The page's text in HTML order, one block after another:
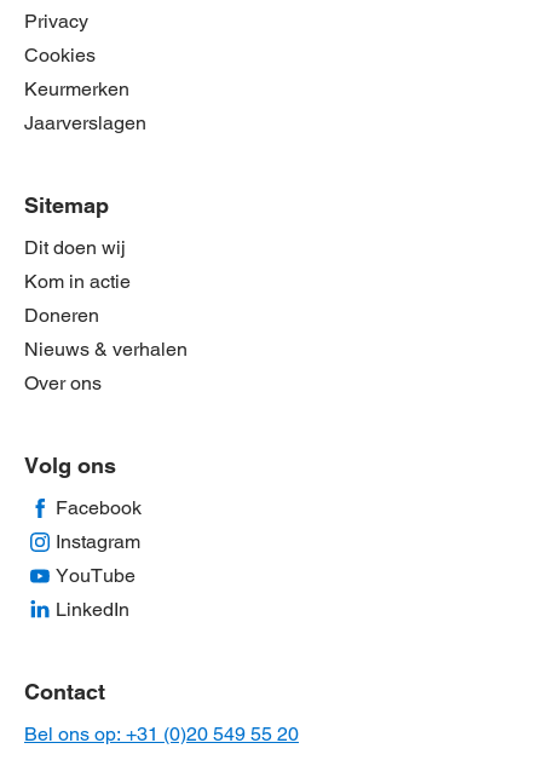
Privacy
Cookies
Keurmerken
Jaarverslagen
Sitemap
Dit doen wij
Kom in actie
Doneren
Nieuws & verhalen
Over ons
Volg ons
Facebook
Instagram
YouTube
LinkedIn
Contact
Bel ons op: +31 (0)20 549 55 20